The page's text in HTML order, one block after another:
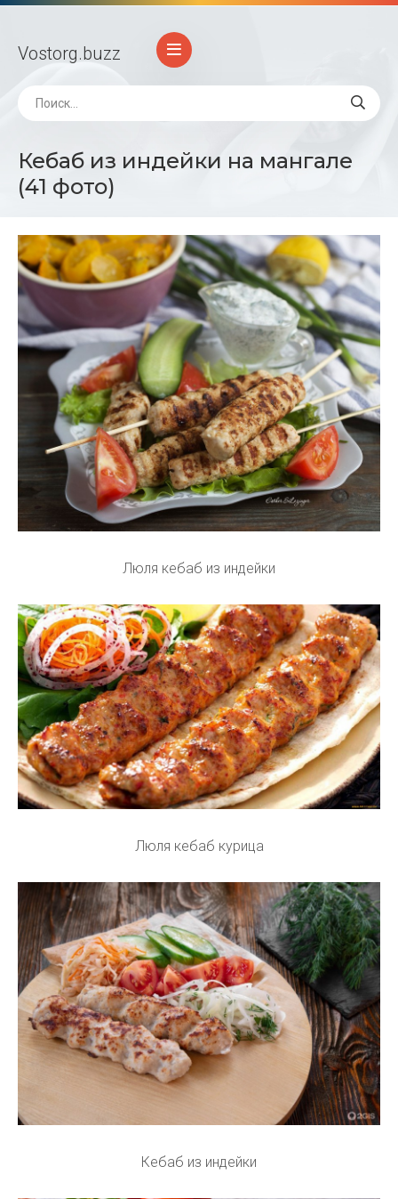
Vostorg.buzz
Кебаб из индейки на мангале
(41 фото)
Люля кебаб из индейки
Люля кебаб курица
Кебаб из индейки